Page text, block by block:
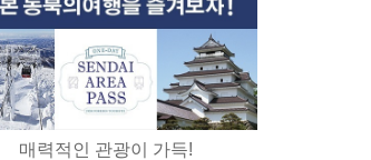
매력적인 관광이 가득!